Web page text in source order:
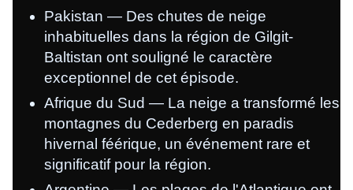
Pakistan — Des chutes de neige
inhabituelles dans la région de Gilgit-
Baltistan ont souligné le caractère
exceptionnel de cet épisode.
Afrique du Sud — La neige a transformé les
montagnes du Cederberg en paradis
hivernal féérique, un événement rare et
significatif pour la région.